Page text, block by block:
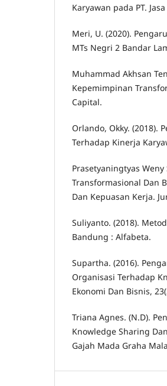
Karyawan pada PT.
Meri, U. (2020).
MTs Negri 2 Bandar
Muhammad Akhsan
Kepemimpinan
Capital.
Orlando, Okky. (2018).
Terhadap Kinerja
Prasetyaningtyas
Transformasional Dan
Dan Kepuasan Kerja.
Suliyanto. (2018).
Bandung : Alfabeta.
Supartha. (2016).
Organisasi Terhadap
Ekonomi Dan Bisnis,
Triana Agnes. (N.D).
Knowledge Sharing
Gajah Mada Graha